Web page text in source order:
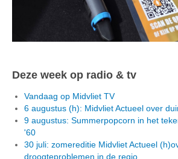
Deze week op radio & tv
Vandaag op Midvliet TV
6 augustus (h): Midvliet Actueel over
9 augustus: Summerpopcorn in het
'60
30 juli: zomereditie Midvliet Actueel
droogteproblemen in de regio